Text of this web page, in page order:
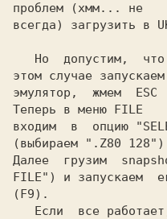
проблем (хмм... не
всегда) загрузить в
Но  допустим,
этом случае запускаем
эмулятор,  жмем
ESC
Теперь в меню FILE
входим  в  опцию
(выбираем
".Z80 128")
Далее  грузим
FILE")
(F9).
Если  все